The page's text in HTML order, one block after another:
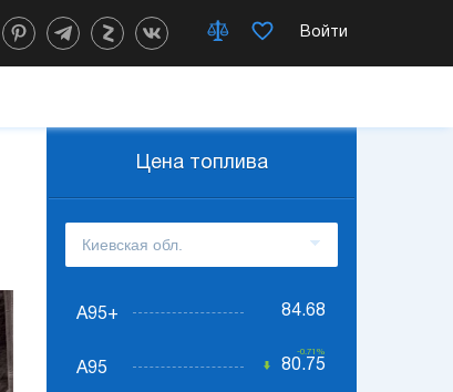
Войти
Цена топлива
А95+ 84.68
А95
-0.71%
80.75